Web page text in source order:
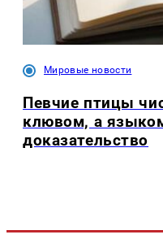
Мировые новости
Певчие птицы
клювом, а
доказательство